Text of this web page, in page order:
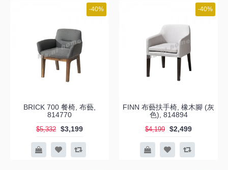
-40%
BRICK 700 餐椅, 布藝,
814770
$5,332 $3,199
-40%
FINN 布藝扶手椅, 橡木腳 (灰
色), 814894
$4,199 $2,499